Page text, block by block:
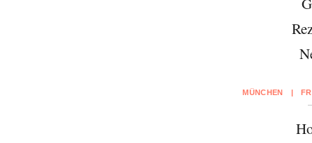
MÜNCHEN |